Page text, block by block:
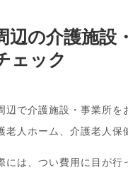
辺の介護施設
ェック
辺で介護施設・事業所
老人ホーム、介護老人保
には、つい費用に目が